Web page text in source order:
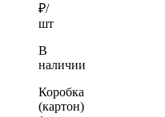
₽/
шт
В
наличии
Коробка
(картон)